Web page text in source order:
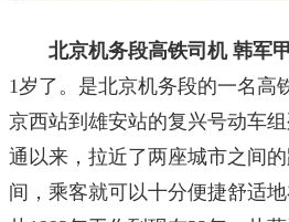
北京机务段高铁司机 韩军
1岁了。是北京机务段的一名高
京西站到雄安站的复兴号动车
通以来，拉近了两座城市之间
间，乘客就可以十分便捷舒适地